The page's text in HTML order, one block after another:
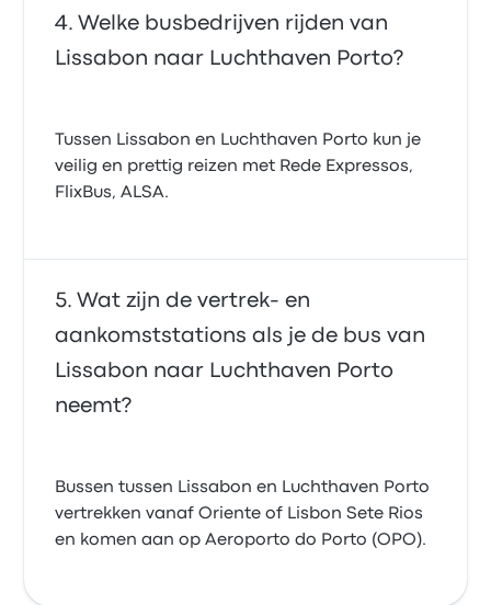
Welke busbedrijven rijden van
Lissabon naar Luchthaven Porto?
Tussen Lissabon en Luchthaven Porto kun je
veilig en prettig reizen met Rede Expressos,
FlixBus, ALSA.
Wat zijn de vertrek- en
aankomststations als je de bus van
Lissabon naar Luchthaven Porto
neemt?
Bussen tussen Lissabon en Luchthaven Porto
vertrekken vanaf Oriente of Lisbon Sete Rios
en komen aan op Aeroporto do Porto (OPO).